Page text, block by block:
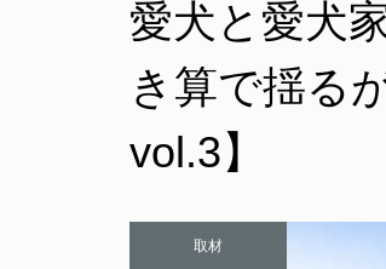
け
慣れない場
愛犬と愛犬
き算で揺る
vol.3】
取材